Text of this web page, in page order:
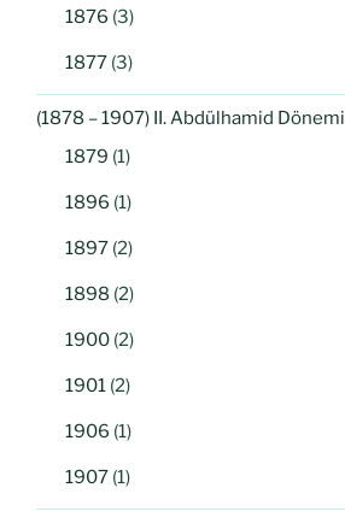
1876 (3)
1877 (3)
(1878 – 1907) II. Abdülhamid Dönemi
1879 (1)
1896 (1)
1897 (2)
1898 (2)
1900 (2)
1901 (2)
1906 (1)
1907 (1)